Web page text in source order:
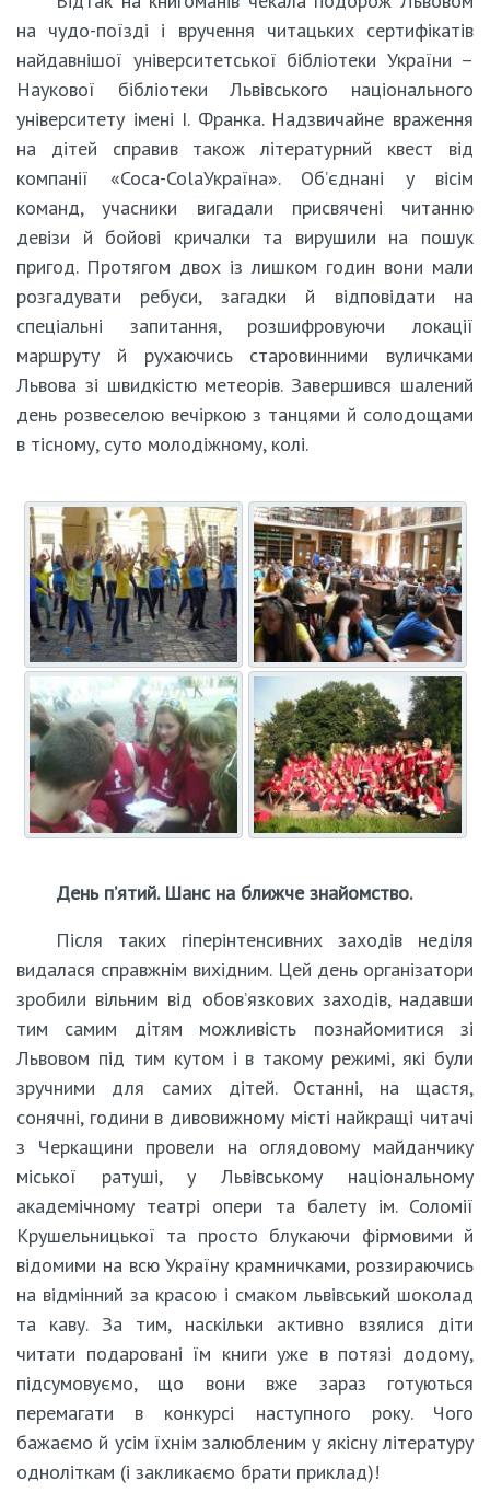
на чудо-поїзді і вручення читацьких сертифікатів
найдавнішої університетської бібліотеки України –
Наукової бібліотеки Львівського національного
університету імені І. Франка. Надзвичайне враження
на дітей справив також літературний квест від
компанії «Coca-ColaУкраїна». Об’єднані у вісім
команд, учасники вигадали присвячені читанню
девізи й бойові кричалки та вирушили на пошук
пригод. Протягом двох із лишком годин вони мали
розгадувати ребуси, загадки й відповідати на
спеціальні запитання, розшифровуючи локації
маршруту й рухаючись старовинними вуличками
Львова зі швидкістю метеорів. Завершився шалений
день розвеселою вечіркою з танцями й солодощами
в тісному, суто молодіжному, колі.
День п’ятий. Шанс на ближче знайомство.
Після таких гіперінтенсивних заходів неділя
видалася справжнім вихідним. Цей день організатори
зробили вільним від обов’язкових заходів, надавши
тим самим дітям можливість познайомитися зі
Львовом під тим кутом і в такому режимі, які були
зручними для самих дітей. Останні, на щастя,
сонячні, години в дивовижному місті найкращі читачі
з Черкащини провели на оглядовому майданчику
міської ратуші, у Львівському національному
академічному театрі опери та балету ім. Соломії
Крушельницької та просто блукаючи фірмовими й
відомими на всю Україну крамничками, роззираючись
на відмінний за красою і смаком львівський шоколад
та каву. За тим, наскільки активно взялися діти
читати подаровані їм книги уже в потязі додому,
підсумовуємо, що вони вже зараз готуються
перемагати в конкурсі наступного року. Чого
бажаємо й усім їхнім залюбленим у якісну літературу
одноліткам (і закликаємо брати приклад)!